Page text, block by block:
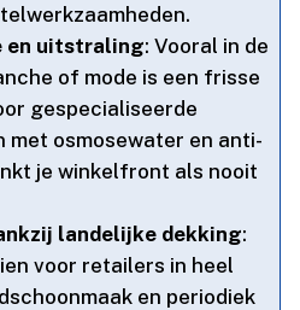
en uitstraling: Vooral in de
of mode is een frisse
gespecialiseerde
osmosewater en anti-
je winkelfront als nooit
landelijke dekking:
voor retailers in heel
en periodiek